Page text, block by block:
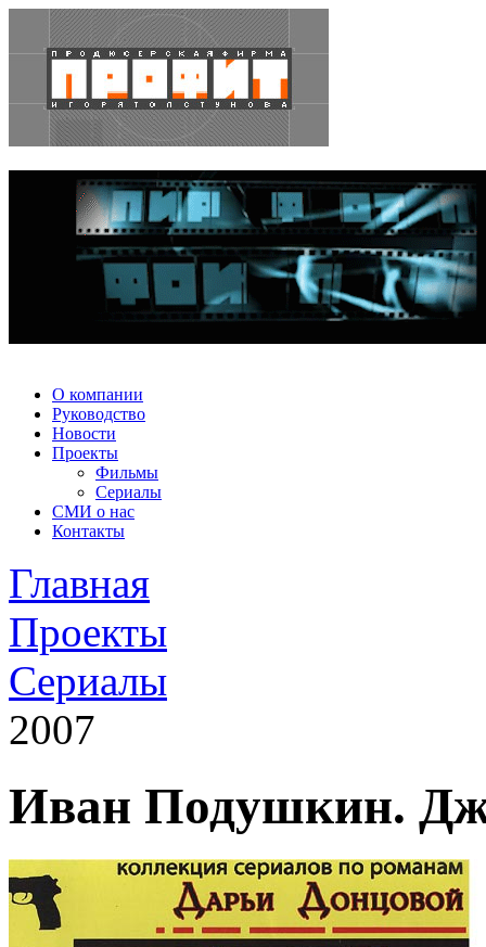
О компании
Руководство
Новости
Проекты
Фильмы
Сериалы
СМИ о нас
Контакты
Главная
Проекты
Сериалы
2007
Иван Подушкин.